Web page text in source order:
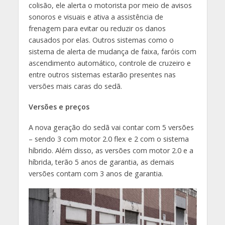
colisão, ele alerta o motorista por meio de avisos
sonoros e visuais e ativa a assistência de
frenagem para evitar ou reduzir os danos
causados por elas. Outros sistemas como o
sistema de alerta de mudança de faixa, faróis com
ascendimento automático, controle de cruzeiro e
entre outros sistemas estarão presentes nas
versões mais caras do sedã.
Versões e preços
A nova geração do sedã vai contar com 5 versões
– sendo 3 com motor 2.0 flex e 2 com o sistema
híbrido. Além disso, as versões com motor 2.0 e a
híbrida, terão 5 anos de garantia, as demais
versões contam com 3 anos de garantia.